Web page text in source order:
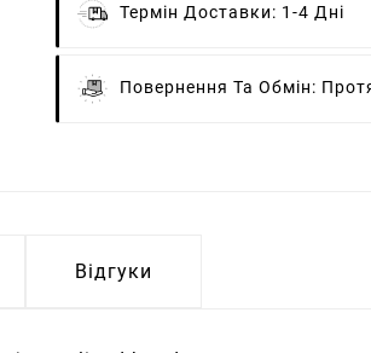
Термін Доставки: 1-4 Дні
Повернення Та Обмін:
Відгуки